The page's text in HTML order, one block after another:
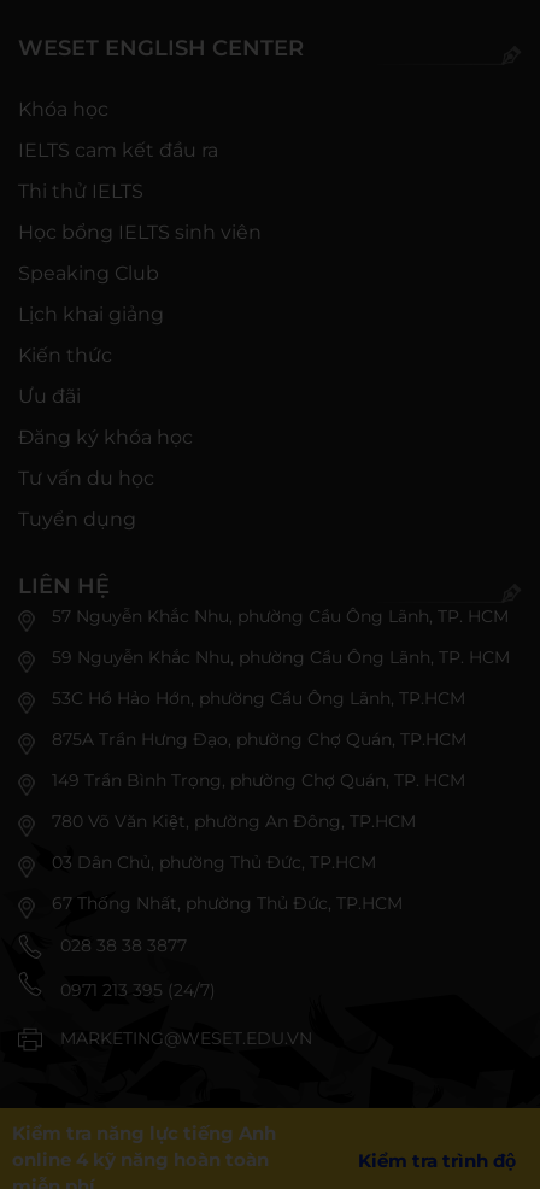
WESET ENGLISH CENTER
Khóa học
IELTS cam kết đầu ra
Thi thử IELTS
Học bổng IELTS sinh viên
Speaking Club
Lịch khai giảng
Kiến thức
Ưu đãi
Đăng ký khóa học
Tư vấn du học
Tuyển dụng
LIÊN HỆ
57 Nguyễn Khắc Nhu, phường Cầu Ông Lãnh, TP. HCM
59 Nguyễn Khắc Nhu, phường Cầu Ông Lãnh, TP. HCM
53C Hồ Hảo Hớn, phường Cầu Ông Lãnh, TP.HCM
875A Trần Hưng Đạo, phường Chợ Quán, TP.HCM
149 Trần Bình Trọng, phường Chợ Quán, TP. HCM
780 Võ Văn Kiệt, phường An Đông, TP.HCM
03 Dân Chủ, phường Thủ Đức, TP.HCM
67 Thống Nhất, phường Thủ Đức, TP.HCM
028 38 38 3877
0971 213 395 (24/7)
MARKETING@WESET.EDU.VN
Kiểm tra năng lực tiếng Anh
online 4 kỹ năng hoàn toàn
Kiểm tra trình độ